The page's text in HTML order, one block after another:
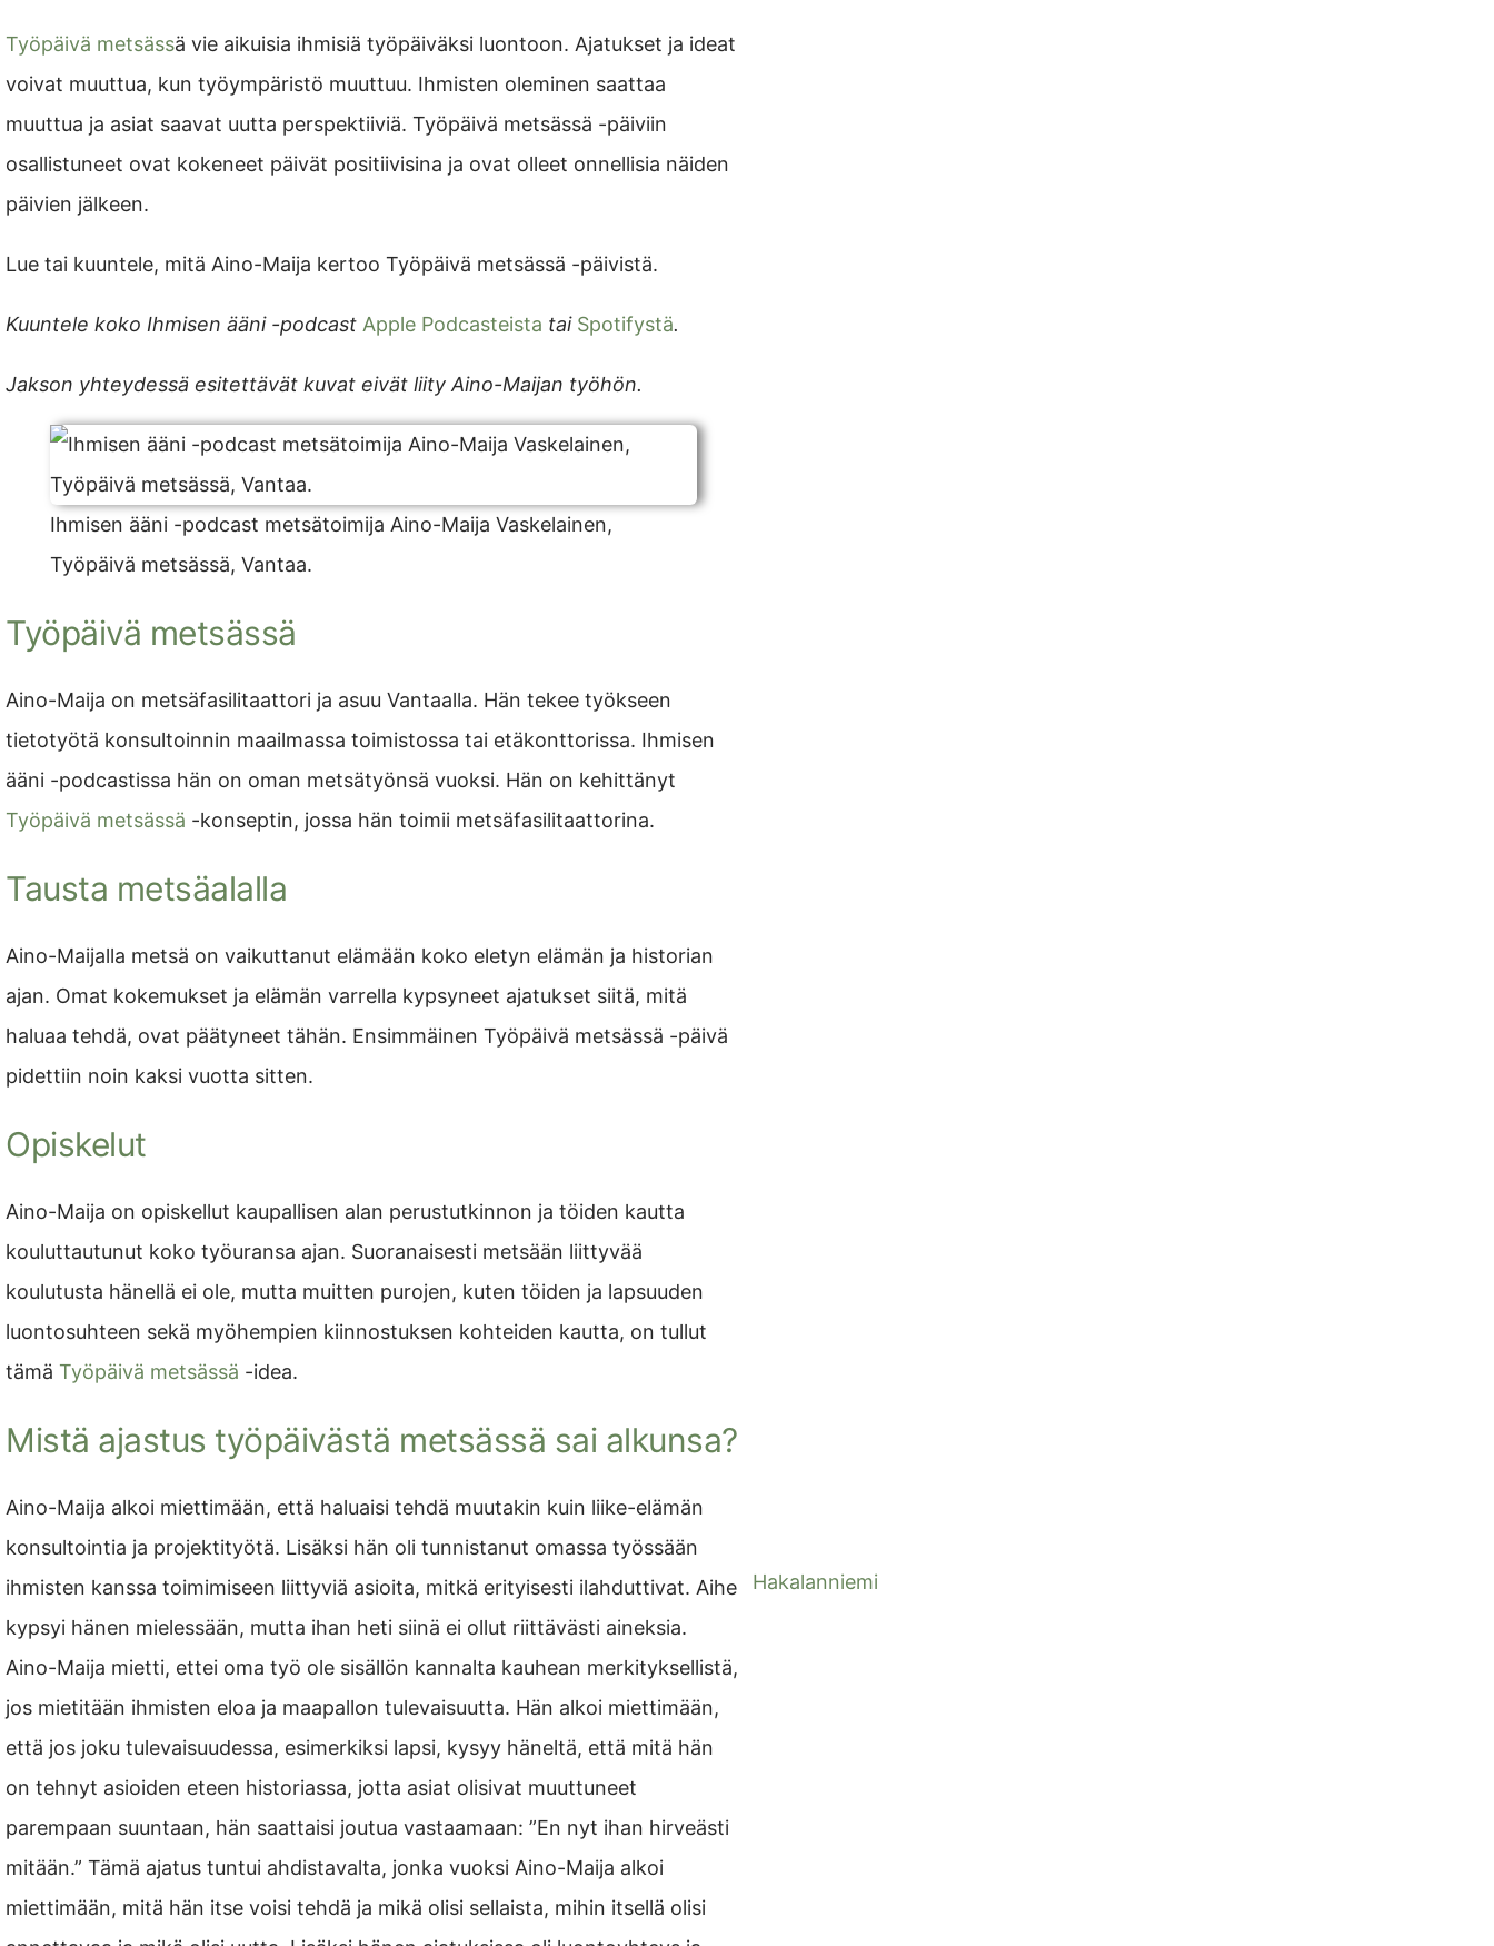
Työpäivä metsässä vie aikuisia ihmisiä työpäiväksi luontoon. Ajatukset ja ideat
voivat muuttua, kun työympäristö muuttuu. Ihmisten oleminen saattaa
muuttua ja asiat saavat uutta perspektiiviä. Työpäivä metsässä -päiviin
osallistuneet ovat kokeneet päivät positiivisina ja ovat olleet onnellisia näiden
päivien jälkeen.
Lue tai kuuntele, mitä Aino-Maija kertoo Työpäivä metsässä -päivistä.
Kuuntele koko Ihmisen ääni -podcast Apple Podcasteista tai Spotifystä.
Jakson yhteydessä esitettävät kuvat eivät liity Aino-Maijan työhön.
Ihmisen ääni -podcast metsätoimija Aino-Maija Vaskelainen,
Työpäivä metsässä, Vantaa.
Työpäivä metsässä
Aino-Maija on metsäfasilitaattori ja asuu Vantaalla. Hän tekee työkseen
tietotyötä konsultoinnin maailmassa toimistossa tai etäkonttorissa. Ihmisen
ääni -podcastissa hän on oman metsätyönsä vuoksi. Hän on kehittänyt
Työpäivä metsässä -konseptin, jossa hän toimii metsäfasilitaattorina.
Tausta metsäalalla
Aino-Maijalla metsä on vaikuttanut elämään koko eletyn elämän ja historian
ajan. Omat kokemukset ja elämän varrella kypsyneet ajatukset siitä, mitä
haluaa tehdä, ovat päätyneet tähän. Ensimmäinen Työpäivä metsässä -päivä
pidettiin noin kaksi vuotta sitten.
Opiskelut
Aino-Maija on opiskellut kaupallisen alan perustutkinnon ja töiden kautta
kouluttautunut koko työuransa ajan. Suoranaisesti metsään liittyvää
koulutusta hänellä ei ole, mutta muitten purojen, kuten töiden ja lapsuuden
luontosuhteen sekä myöhempien kiinnostuksen kohteiden kautta, on tullut
tämä Työpäivä metsässä -idea.
Mistä ajastus työpäivästä metsässä sai alkunsa?
Aino-Maija alkoi miettimään, että haluaisi tehdä muutakin kuin liike-elämän
konsultointia ja projektityötä. Lisäksi hän oli tunnistanut omassa työssään
ihmisten kanssa toimimiseen liittyviä asioita, mitkä erityisesti ilahduttivat. Aihe
kypsyi hänen mielessään, mutta ihan heti siinä ei ollut riittävästi aineksia.
Aino-Maija mietti, ettei oma työ ole sisällön kannalta kauhean merkityksellistä,
jos mietitään ihmisten eloa ja maapallon tulevaisuutta. Hän alkoi miettimään,
että jos joku tulevaisuudessa, esimerkiksi lapsi, kysyy häneltä, että mitä hän
on tehnyt asioiden eteen historiassa, jotta asiat olisivat muuttuneet
parempaan suuntaan, hän saattaisi joutua vastaamaan: ”En nyt ihan hirveästi
mitään.” Tämä ajatus tuntui ahdistavalta, jonka vuoksi Aino-Maija alkoi
miettimään, mitä hän itse voisi tehdä ja mikä olisi sellaista, mihin itsellä olisi
Hakalanniemi